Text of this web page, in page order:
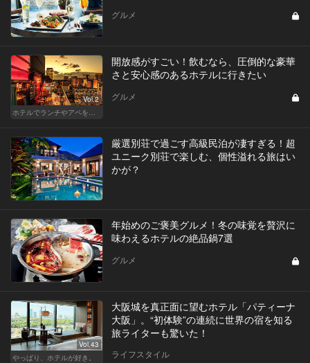
グルメ
Vol.2
開放感がすごい！飲むなら、圧倒的な豪華
さと安心感のあるホテルに行きたい
グルメ
厳選別荘で過ごす高級民泊が凄すぎる！超
ユニーク別荘で楽しむ、個性溢れる旅はい
かが？
年始めのご褒美グルメ！冬の味覚を贅沢に
味わえるホテルの絶品鍋7選
グルメ
Vol.43
やっぱり、ホテルが好き。
大阪城を真正面に望むホテル「パティーナ
大阪」。“初体験”の連続に世界の宿を知る
旅ライターも驚いた！
ライフスタイル